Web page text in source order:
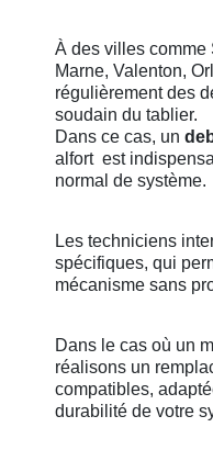
À des villes comme
Marne, Valenton,
régulièrement des
soudain du tablier.
Dans ce cas, un
alfort est
normal de système.
Les techniciens
spécifiques, qui
mécanisme sans
Dans le cas où un
réalisons un
compatibles,
durabilité de votre